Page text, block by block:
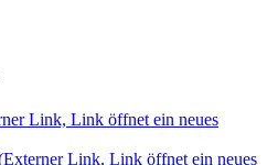
Link, Link öffnet ein neues
Link, Link öffnet ein neues